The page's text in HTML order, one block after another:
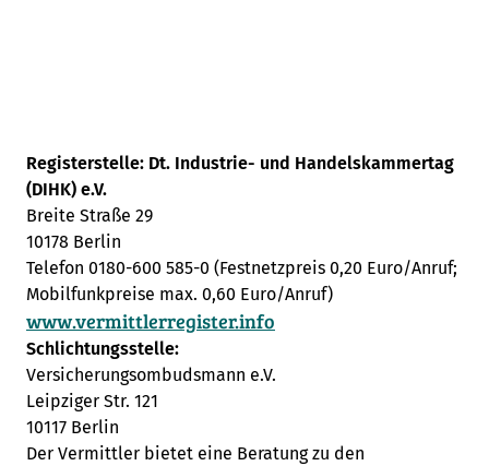
Registerstelle: Dt. Industrie- und Handelskammertag
(DIHK) e.V.
Breite Straße 29
10178 Berlin
Telefon 0180-600 585-0 (Festnetzpreis 0,20 Euro/Anruf;
Mobilfunkpreise max. 0,60 Euro/Anruf)
www.vermittlerregister.info
Schlichtungsstelle:
Versicherungsombudsmann e.V.
Leipziger Str. 121
10117 Berlin
Der Vermittler bietet eine Beratung zu den